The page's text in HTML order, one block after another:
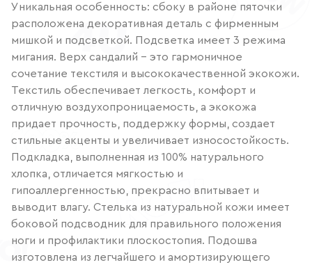
Уникальная особенность: сбоку в районе пяточки
расположена декоративная деталь с фирменным
мишкой и подсветкой. Подсветка имеет 3 режима
мигания. Верх сандалий – это гармоничное
сочетание текстиля и высококачественной экокожи.
Текстиль обеспечивает легкость, комфорт и
отличную воздухопроницаемость, а экокожа
придает прочность, поддержку формы, создает
стильные акценты и увеличивает износостойкость.
Подкладка, выполненная из 100% натурального
хлопка, отличается мягкостью и
гипоаллергенностью, прекрасно впитывает и
выводит влагу. Стелька из натуральной кожи имеет
боковой подсводник для правильного положения
ноги и профилактики плоскостопия. Подошва
изготовлена из легчайшего и амортизирующего